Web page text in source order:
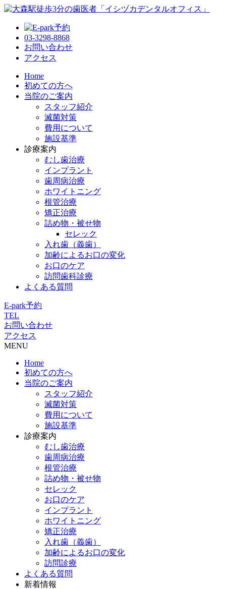
03-3298-8868
お問い合わせ
アクセス
Home
初めての方へ
当院のご案内
スタッフ紹介
滅菌対策
費用について
施設基準
診療案内
むし歯治療
インプラント
歯周病治療
ホワイトニング
根管治療
矯正治療
詰め物・被せ物
セレック
入れ歯（義歯）
加齢によるお口の変化
お口のケア
訪問歯科診療
よくある質問
E-park予約
TEL
お問い合わせ
アクセス
MENU
Home
初めての方へ
当院のご案内
スタッフ紹介
滅菌対策
費用について
施設基準
診療案内
むし歯治療
歯周病治療
根管治療
詰め物・被せ物
セレック
お口のケア
インプラント
ホワイトニング
矯正治療
入れ歯（義歯）
加齢によるお口の変化
訪問診療
よくある質問
新着情報